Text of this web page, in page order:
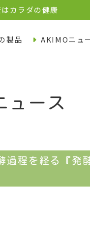
カラダの健康
製品 AKIMOニュ
ュース
過程を経る『